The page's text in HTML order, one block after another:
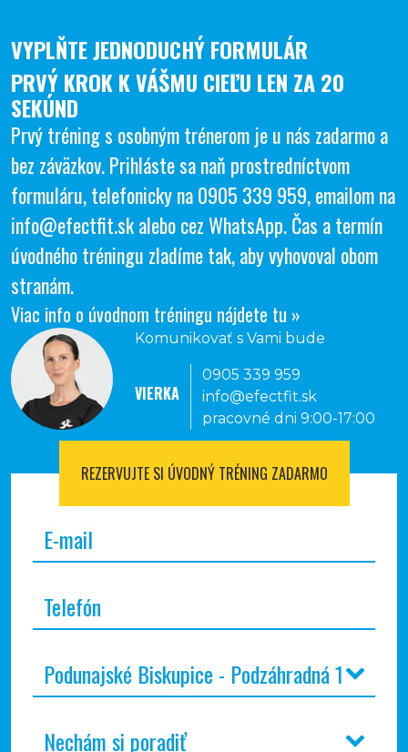
VYPLŇTE JEDNODUCHÝ FORMULÁR
PRVÝ KROK K VÁŠMU CIEĽU LEN ZA 20
SEKÚND
Prvý tréning s osobným trénerom je u nás zadarmo a
bez záväzkov. Prihláste sa naň prostredníctvom
formuláru, telefonicky na0905 339 959, emailom na
info@efectfit.skalebo cezWhatsApp. Čas a termín
úvodného tréningu zladíme tak, aby vyhovoval obom
stranám.
Viac info o úvodnom tréningu nájdete tu »
Komunikovať s Vami bude
VIERKA
0905 339 959
info@efectfit.sk
pracovné dni 9:00-17:00
REZERVUJTE SI ÚVODNÝ TRÉNING ZADARMO